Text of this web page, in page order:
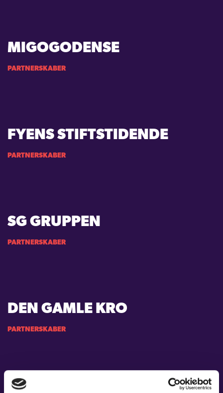
MIGOGODENSE
PARTNERSKABER
FYENS STIFTSTIDENDE
PARTNERSKABER
SG GRUPPEN
PARTNERSKABER
DEN GAMLE KRO
PARTNERSKABER